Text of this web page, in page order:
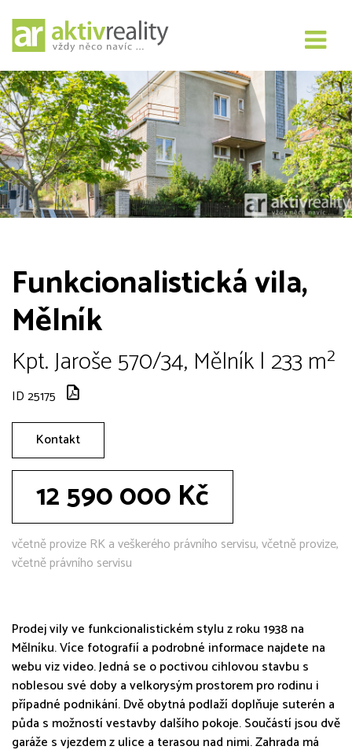
Funkcionalistická vila,
Mělník
Kpt. Jaroše 570/34, Mělník | 233 m²
ID 25175
Kontakt
12 590 000 Kč
včetně provize RK a veškerého právního servisu, včetně provize,
včetně právního servisu
Prodej vily ve funkcionalistickém stylu z roku 1938 na
Mělníku. Více fotografií a podrobné informace najdete na
webu viz video. Jedná se o poctivou cihlovou stavbu s
noblesou své doby a velkorysým prostorem pro rodinu i
případné podnikání. Dvě obytná podlaží doplňuje suterén a
půda s možností vestavby dalšího pokoje. Součástí jsou dvě
garáže s vjezdem z ulice a terasou nad nimi. Zahrada má